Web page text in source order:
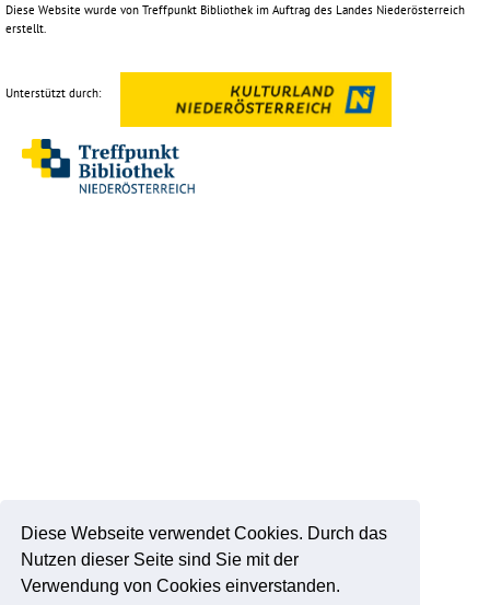
Diese Webseite verwendet Cookies. Durch das
Nutzen dieser Seite sind Sie mit der
Verwendung von Cookies einverstanden.
Diese Website wurde von Treffpunkt Bibliothek im Auftrag des Landes Niederösterreich
erstellt.
Unterstützt durch: